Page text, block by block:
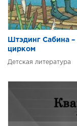
Штэдинг Сабина
цирком
Детская литература